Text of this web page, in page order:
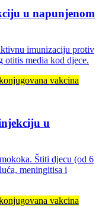
u napunjenom
imunizaciju protiv
otitis media kod djece.
vakcina
u
Štiti djecu (od 6
meningitisa i
vakcina